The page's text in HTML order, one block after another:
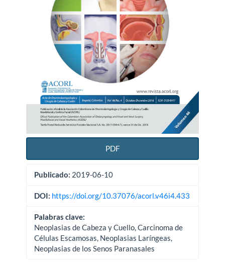
PDF
Publicado: 2019-06-10
DOI: https://doi.org/10.37076/acorl.v46i4.433
Palabras clave:
Neoplasias de Cabeza y Cuello, Carcinoma de
Células Escamosas, Neoplasias Laríngeas,
Neoplasias de los Senos Paranasales